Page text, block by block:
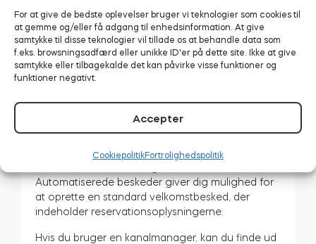
For at give de bedste oplevelser bruger vi teknologier som cookies til
at gemme og/eller få adgang til enhedsinformation. At give
samtykke til disse teknologier vil tillade os at behandle data som
f.eks. browsningsadfærd eller unikke ID'er på dette site. Ikke at give
samtykke eller tilbagekalde det kan påvirke visse funktioner og
funktioner negativt.
Accepter
CookiepolitikFortrolighedspolitik
realtid på alle kanalerne. Denne software til
ferieudlejning garanterer, at alt er opdateret, og
at der ikke er sket dobbeltbookinger.
Du behøver ikke at huske at logge ind på hvert
enkelt bookingwebsted og konstant bekræfte
en reservation på en af de tilsluttede portaler,
har også en samlet indbakke for at forenkle
Automatiserede beskeder giver dig mulighed for
at oprette en standard velkomstbesked, der
indeholder reservationsoplysningerne.
Hvis du bruger en kanalmanager, kan du finde ud